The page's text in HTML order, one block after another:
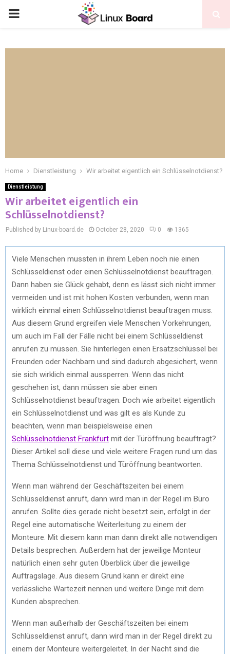
Home Dienstleistung Wir arbeitet eigentlich ein Schlüsselnotdienst?
Dienstleistung
Wir arbeitet eigentlich ein
Schlüsselnotdienst?
Published by Linux-board.de October 28, 2020 0 1365
Viele Menschen mussten in ihrem Leben noch nie einen
Schlüsseldienst oder einen Schlüsselnotdienst beauftragen.
Dann haben sie Glück gehabt, denn es lässt sich nicht immer
vermeiden und ist mit hohen Kosten verbunden, wenn man
wirklich einmal einen Schlüsselnotdienst beauftragen muss.
Aus diesem Grund ergreifen viele Menschen Vorkehrungen,
um auch im Fall der Fälle nicht bei einem Schlüsseldienst
anrufen zu müssen. Sie hinterlegen einen Ersatzschlüssel bei
Freunden oder Nachbarn und sind dadurch abgesichert, wenn
sie sich wirklich einmal aussperren. Wenn das nicht
geschehen ist, dann müssen sie aber einen
Schlüsselnotdienst beauftragen. Doch wie arbeitet eigentlich
ein Schlüsselnotdienst und was gilt es als Kunde zu
beachten, wenn man beispielsweise einen
Schlüsselnotdienst Frankfurt mit der Türöffnung beauftragt?
Dieser Artikel soll diese und viele weitere Fragen rund um das
Thema Schlüsselnotdienst und Türöffnung beantworten.
Wenn man während der Geschäftszeiten bei einem
Schlüsseldienst anruft, dann wird man in der Regel im Büro
anrufen. Sollte dies gerade nicht besetzt sein, erfolgt in der
Regel eine automatische Weiterleitung zu einem der
Monteure. Mit diesem kann man dann direkt alle notwendigen
Details besprechen. Außerdem hat der jeweilige Monteur
natürlich einen sehr guten Überblick über die jeweilige
Auftragslage. Aus diesem Grund kann er direkt eine
verlässliche Wartezeit nennen und weitere Dinge mit dem
Kunden absprechen.
Wenn man außerhalb der Geschäftszeiten bei einem
Schlüsseldienst anruft, dann wird man in der Regel direkt zu
einem der Monteure weitergeleitet. In der Nacht sind die